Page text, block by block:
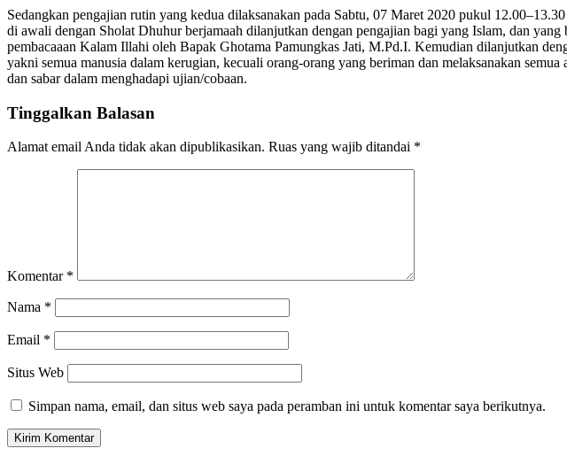
Sedangkan pengajian rutin yang kedua dilaksanakan pada Sabtu, 07 Maret 2020 pukul
di awali dengan Sholat Dhuhur berjamaah dilanjutkan dengan pengajian bagi yang Islam, dan
pembacaaan Kalam Illahi oleh Bapak Ghotama Pamungkas Jati, M.Pd.I. Kemudian dilanjutkan
yakni semua manusia dalam kerugian, kecuali orang-orang yang beriman dan melaksanakan
dan sabar dalam menghadapi ujian/cobaan.
Tinggalkan Balasan
Alamat email Anda tidak akan dipublikasikan. Ruas yang wajib ditandai *
Komentar *
Nama *
Email *
Situs Web
Simpan nama, email, dan situs web saya pada peramban ini untuk komentar saya berikutnya.